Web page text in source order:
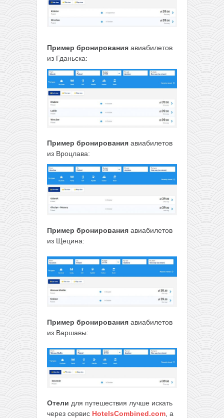
Пример бронирования авиабилетов
из Гданьска:
Пример бронирования авиабилетов
из Вроцлава:
Пример бронирования авиабилетов
из Щецина:
Пример бронирования авиабилетов
из Варшавы:
Отели для путешествия лучше искать
через сервис HotelsCombined.com , а